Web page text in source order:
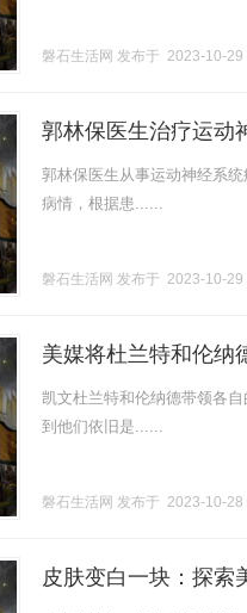
磐石生活网 发布于 2023-10-29
郭林保医生治疗运动
郭林保医生从事运动神经系
病情，根据患......
磐石生活网 发布于 2023-10-29
美媒将杜兰特和伦纳
凯文杜兰特和伦纳德带领各
到他们依旧是......
磐石生活网 发布于 2023-10-28
皮肤变白一块：探索